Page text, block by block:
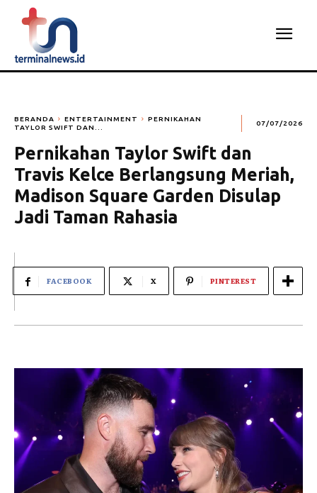
BERANDA ENTERTAINMENT
PERNIKAHAN
TAYLOR SWIFT DAN...
07/07/2026
Pernikahan Taylor Swift dan
Travis Kelce Berlangsung Meriah,
Madison Square Garden Disulap
Jadi Taman Rahasia
FACEBOOK X PINTEREST